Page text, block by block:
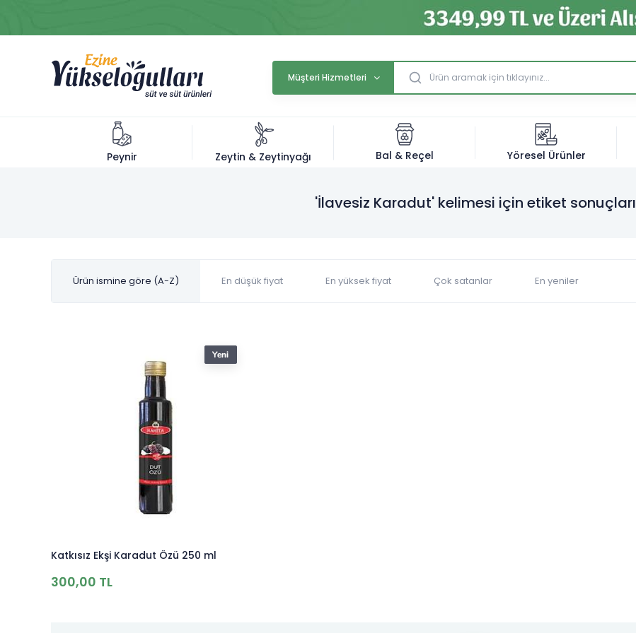
Müşteri Hizmetleri
Peynir Zeytin & Zeytinyağı Bal & Reçel Yöresel Ürünler
'İlavesiz Karadut' kelimesi için etiket sonuçları
Ürün ismine göre (A-Z) En düşük fiyat En yüksek fiyat Çok satanlar En yeniler
Katkısız Ekşi Karadut Özü 250 ml
300,00 TL